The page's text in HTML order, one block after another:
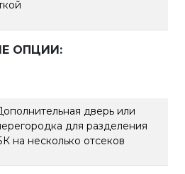
ОПЦИИ:
дверь или
для разделения
на несколько отсеков